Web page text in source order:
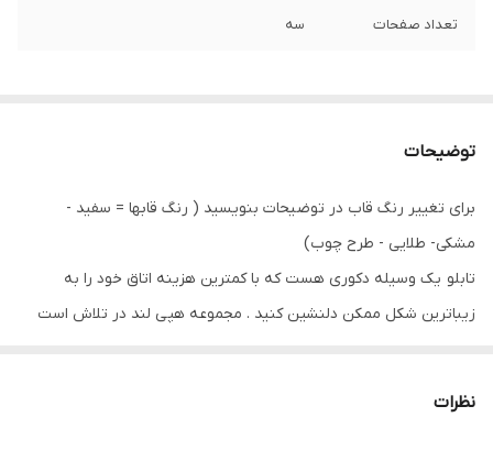
تعداد صفحات سه
توضیحات
برای تغییر رنگ قاب در توضیحات بنویسید ( رنگ قابها = سفید -
مشکی- طلایی - طرح چوب)
تابلو یک وسیله دکوری هست که با کمترین هزینه اتاق خود را به
زیباترین شکل ممکن دلنشین کنید . مجموعه هپی لند در تلاش است
تابلو های فوق با چاپ روی کاغذ فوجی فیلم ( سیلک عکاسی ) با بروزترین
نظرات